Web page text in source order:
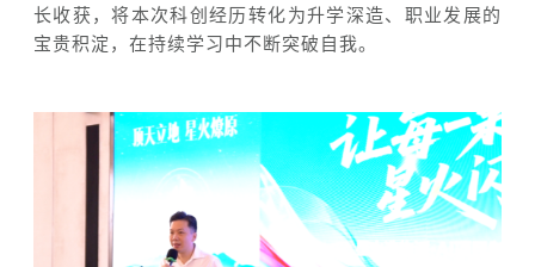
长收获，将本次科创经历转化为升学深造、职业发展的
宝贵积淀，在持续学习中不断突破自我。